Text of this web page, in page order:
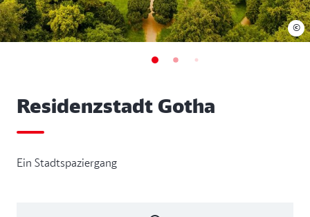
Residenzstadt Gotha
Ein Stadtspaziergang
©